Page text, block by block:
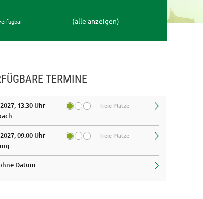
(alle anzeigen)
TERMINE
13:30 Uhr freie Plätze
09:00 Uhr freie Plätze
Datum